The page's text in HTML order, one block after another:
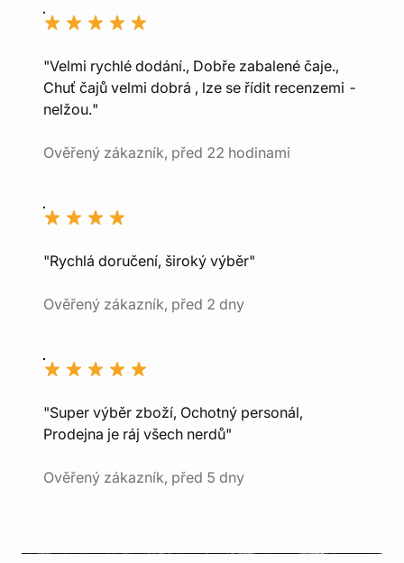
"Velmi rychlé dodání., Dobře zabalené čaje.,
Chuť čajů velmi dobrá , lze se řídit recenzemi -
nelžou."
Ověřený zákazník, před 22 hodinami
"Rychlá doručení, široký výběr"
Ověřený zákazník, před 2 dny
"Super výběr zboží, Ochotný personál,
Prodejna je ráj všech nerdů"
Ověřený zákazník, před 5 dny